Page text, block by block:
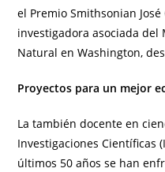
el Premio Smithsonian
investigadora asociada del
Natural en Washington,
Proyectos para un mejor
La también docente en
Investigaciones Científicas
últimos 50 años se han